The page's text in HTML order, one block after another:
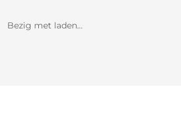
Bezig met laden...